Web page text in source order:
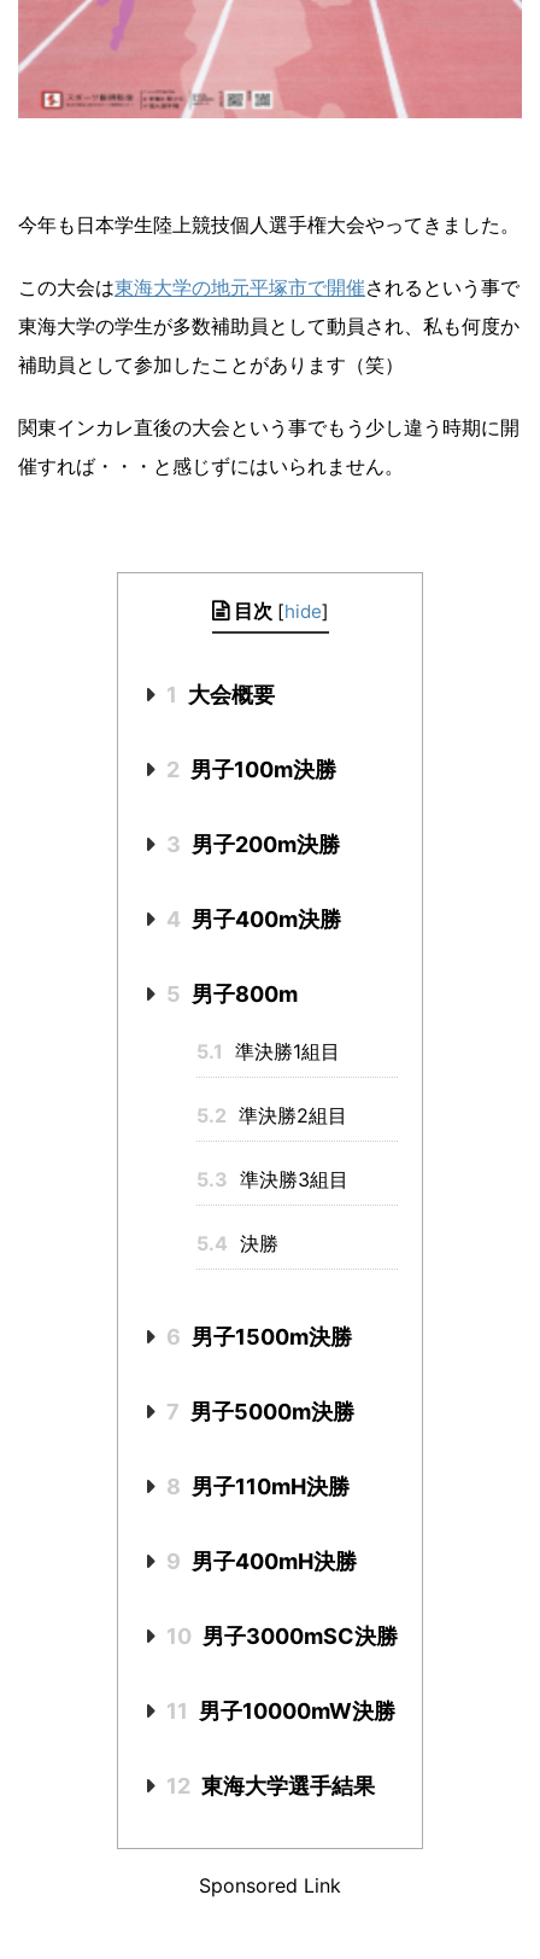
今年も日本学生陸上競技個人選手権大会やってきました。
この大会は東海大学の地元平塚市で開催されるという事で
東海大学の学生が多数補助員として動員され、私も何度か
補助員として参加したことがあります（笑）
関東インカレ直後の大会という事でもう少し違う時期に開
催すれば・・・と感じずにはいられません。
目次 [hide]
1 大会概要
2 男子100m決勝
3 男子200m決勝
4 男子400m決勝
5 男子800m
5.1 準決勝1組目
5.2 準決勝2組目
5.3 準決勝3組目
5.4 決勝
6 男子1500m決勝
7 男子5000m決勝
8 男子110mH決勝
9 男子400mH決勝
10 男子3000mSC決勝
11 男子10000mW決勝
12 東海大学選手結果
Sponsored Link